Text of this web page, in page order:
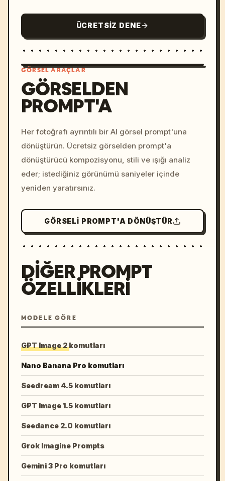
ÜCRETSIZ DENE
colors, 8k --v 6.0
GÖRSEL ARAÇLAR
GÖRSELDEN
PROMPT'A
Her fotoğrafı ayrıntılı bir AI görsel prompt'una
dönüştürün. Ücretsiz görselden prompt'a
dönüştürücü kompozisyonu, stili ve ışığı analiz
eder; istediğiniz görünümü saniyeler içinde
yeniden yaratırsınız.
GÖRSELI PROMPT'A DÖNÜŞTÜR
DIĞER PROMPT
ÖZELLIKLERI
MODELE GÖRE
GPT Image 2 komutları
Nano Banana Pro komutları
Seedream 4.5 komutları
GPT Image 1.5 komutları
Seedance 2.0 komutları
Grok Imagine Prompts
Gemini 3 Pro komutları